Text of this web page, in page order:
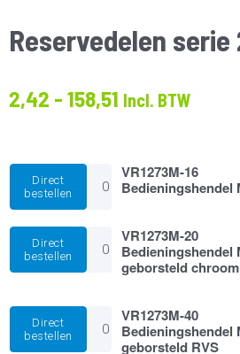
Reservedelen serie
2,42 - 158,51 Prijsklasse:
€158.51
Incl. BTW
Direct
bestellen
VR1273M-
Bedieningshendel
chroom
aantal
VR1273M-16
Bedieningshendel
Direct
bestellen
VR1273M-
Bedieningshendel
chroom
aantal
VR1273M-20
Bedieningshendel
geborsteld chroom
Direct
bestellen
VR1273M-
Bedieningshendel
VR1273M-40
Bedieningshendel
geborsteld RVS